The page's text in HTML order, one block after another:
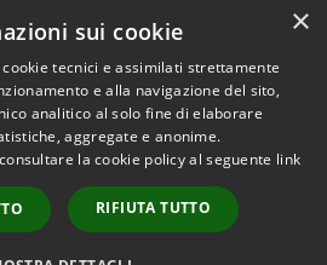
Copyright © 2026 • Comune di
Municipium•
Accesso
redazione
×
sui cookie
tecnici e assimilati strettamente
e alla navigazione del sito,
analitico al solo fine di elaborare
aggregate e anonime.
la cookie policy al seguente link
RIFIUTA TUTTO